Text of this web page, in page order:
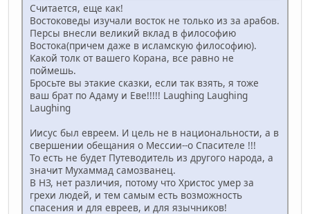
Считается, еще как!
Востоковеды изучали восток не только из за арабов.
Персы внесли великий вклад в философию
Востока(причем даже в исламскую философию).
Какой толк от вашего Корана, все равно не
поймешь.
Бросьте вы этакие сказки, если так взять, я тоже
ваш брат по Адаму и Еве!!!!! Laughing Laughing
Laughing
Иисус был евреем. И цель не в национальности, а в
свершении обещания о Мессии--о Спасителе !!!
То есть не будет Путеводитель из другого народа, а
значит Мухаммад самозванец.
В НЗ, нет различия, потому что Христос умер за
грехи людей, и тем самым есть возможность
спасения и для евреев, и для язычников!